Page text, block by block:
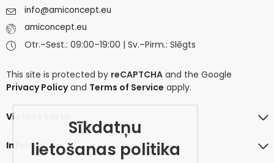
info@amiconcept.eu
amiconcept.eu
Otr.–Sest.: 09:00–19:00 | Sv.–Pirm.: Slēgts
This site is protected by reCAPTCHA and the Google
Privacy Policyand Terms of Service apply.
Vietnes karte
Informācija
Sīkdatņu
lietošanas politika